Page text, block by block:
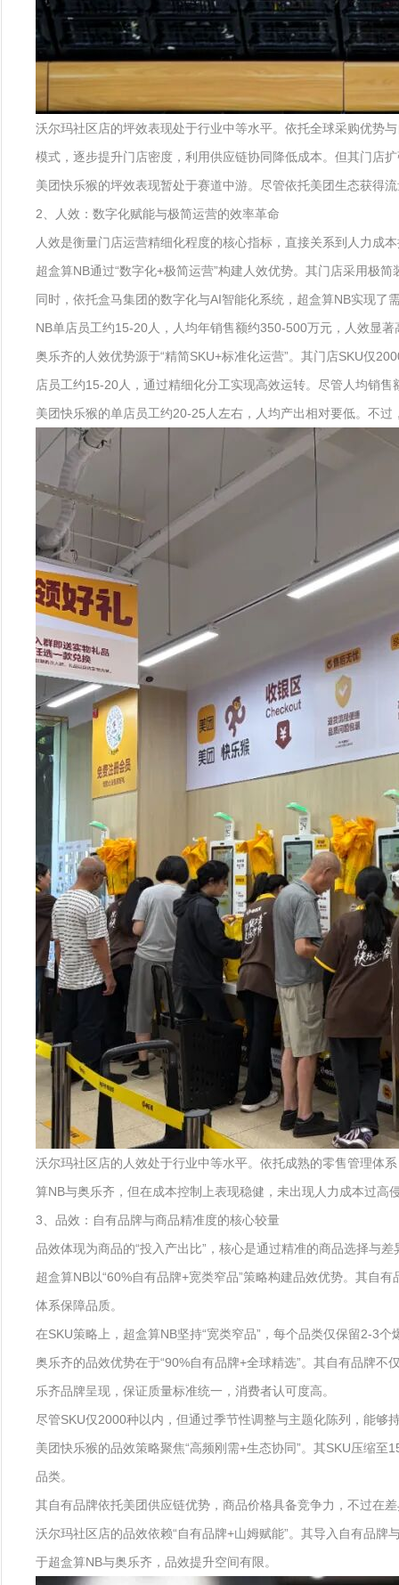
沃尔玛社区店的坪效表现处于行业中等水平。依托全球采购优势
模式，逐步提升门店密度，利用供应链协同降低成本。但其门店
美团快乐猴的坪效表现暂处于赛道中游。尽管依托美团生态获得
2、人效：数字化赋能与极简运营的效率革命
人效是衡量门店运营精细化程度的核心指标，直接关系到人力成
超盒算NB通过“数字化+极简运营”构建人效优势。其门店采用极
同时，依托盒马集团的数字化与AI智能化系统，超盒算NB实现
NB单店员工约15-20人，人均年销售额约350-500万元，人效显
奥乐齐的人效优势源于“精简SKU+标准化运营”。其门店SKU仅
店员工约15-20人，通过精细化分工实现高效运转。尽管人均销
美团快乐猴的单店员工约20-25人左右，人均产出相对要低。不
沃尔玛社区店的人效处于行业中等水平。依托成熟的零售管理体
算NB与奥乐齐，但在成本控制上表现稳健，未出现人力成本过高
3、品效：自有品牌与商品精准度的核心较量
品效体现为商品的“投入产出比”，核心是通过精准的商品选择与
超盒算NB以“60%自有品牌+宽类窄品”策略构建品效优势。其自
体系保障品质。
在SKU策略上，超盒算NB坚持“宽类窄品”，每个品类仅保留2-3
奥乐齐的品效优势在于“90%自有品牌+全球精选”。其自有品牌
乐齐品牌呈现，保证质量标准统一，消费者认可度高。
尽管SKU仅2000种以内，但通过季节性调整与主题化陈列，能够
美团快乐猴的品效策略聚焦“高频刚需+生态协同”。其SKU压缩
品类。
其自有品牌依托美团供应链优势，商品价格具备竞争力，不过在
沃尔玛社区店的品效依赖“自有品牌+山姆赋能”。其导入自有品
于超盒算NB与奥乐齐，品效提升空间有限。